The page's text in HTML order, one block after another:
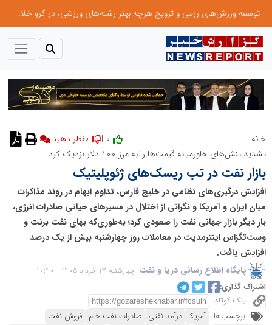
توسعه ورزش‌های رزمی و ترویج هرچه بهتر رشته‌های ورزشی، در گرو خلاقیت و نوآوری است
خانه
نظر دهید
تشدید تنش‌های خاورمیانه قیمت‌ها را به مرز ۱۰۰ دلار نزدیک کرد
بازار نفت در تب ریسک‌های ژئوپلیتیک
افزایش درگیری‌های نظامی در خلیج فارس، تداوم ابهام در روند مذاکرات
میان ایران و آمریکا و نگرانی از اختلال در مسیرهای حیاتی صادرات انرژی،
بار دیگر بازار جهانی نفت را صعودی کرد؛ به‌طوری‌که بهای نفت برنت و
وست‌تگزاس اینترمدیت در معاملات روز چهارشنبه بیش از یک درصد
افزایش یافت.
پایگاه اطلاع رسانی دریا و نفت چهارشنبه 13 خرداد 1405 - 10:40
اشتراک گذاری:
لینک کوتاه
برچسب‌ها: آمریکا درآمد نفتی صادرات نفت خام فروش نفت